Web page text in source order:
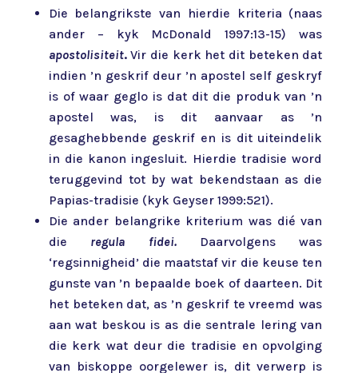
Die belangrikste van hierdie kriteria (naas
ander – kyk McDonald 1997:13-15) was
apostolisiteit.Vir die kerk het dit beteken dat
indien ’n geskrif deur ’n apostel self geskryf
is of waar geglo is dat dit die produk van ’n
apostel was, is dit aanvaar as ’n
gesaghebbende geskrif en is dit uiteindelik
in die kanon ingesluit. Hierdie tradisie word
teruggevind tot by wat bekendstaan as die
Papias-tradisie (kyk Geyser 1999:521).
Die ander belangrike kriterium was dié van
die regula fidei.Daarvolgens was
‘regsinnigheid’ die maatstaf vir die keuse ten
gunste van ’n bepaalde boek of daarteen. Dit
het beteken dat, as ’n geskrif te vreemd was
aan wat beskou is as die sentrale lering van
die kerk wat deur die tradisie en opvolging
van biskoppe oorgelewer is, dit verwerp is